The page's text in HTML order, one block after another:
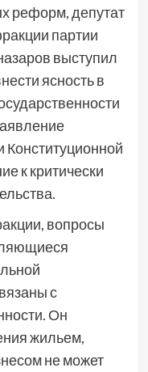
реформ, депутат
партии
выступил
ясность в
Конституционной
к критически
вопросы
с
Он
жильем,
не может